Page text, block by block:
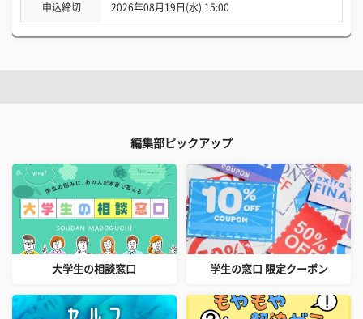
申込締切 2026年08月19日(水) 15:00
編集部ピックアップ
大学生の相談窓口 学生の窓口 限定クーポン